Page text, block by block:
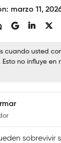
marzo 11,
cuando usted
no influye en
sobrevivir